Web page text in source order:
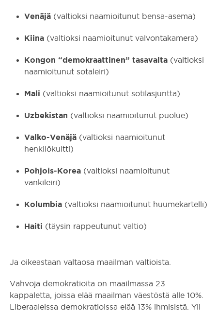
Venäjä (valtioksi naamioitunut bensa-asema)
Kiina (valtioksi naamioitunut valvontakamera)
Kongon “demokraattinen” tasavalta (valtioksi
naamioitunut sotaleiri)
Mali (valtioksi naamioitunut sotilasjuntta)
Uzbekistan (valtioksi naamioitunut puolue)
Valko-Venäjä (valtioksi naamioitunut
henkilökultti)
Pohjois-Korea (valtioksi naamioitunut
vankileiri)
Kolumbia (valtioksi naamioitunut huumekartelli)
Haiti (täysin rappeutunut valtio)
Ja oikeastaan valtaosa maailman valtioista.
Vahvoja demokratioita on maailmassa 23
kappaletta, joissa elää maailman väestöstä alle 10%.
Liberaaleissa demokratioissa elää 13% ihmisistä. Yli